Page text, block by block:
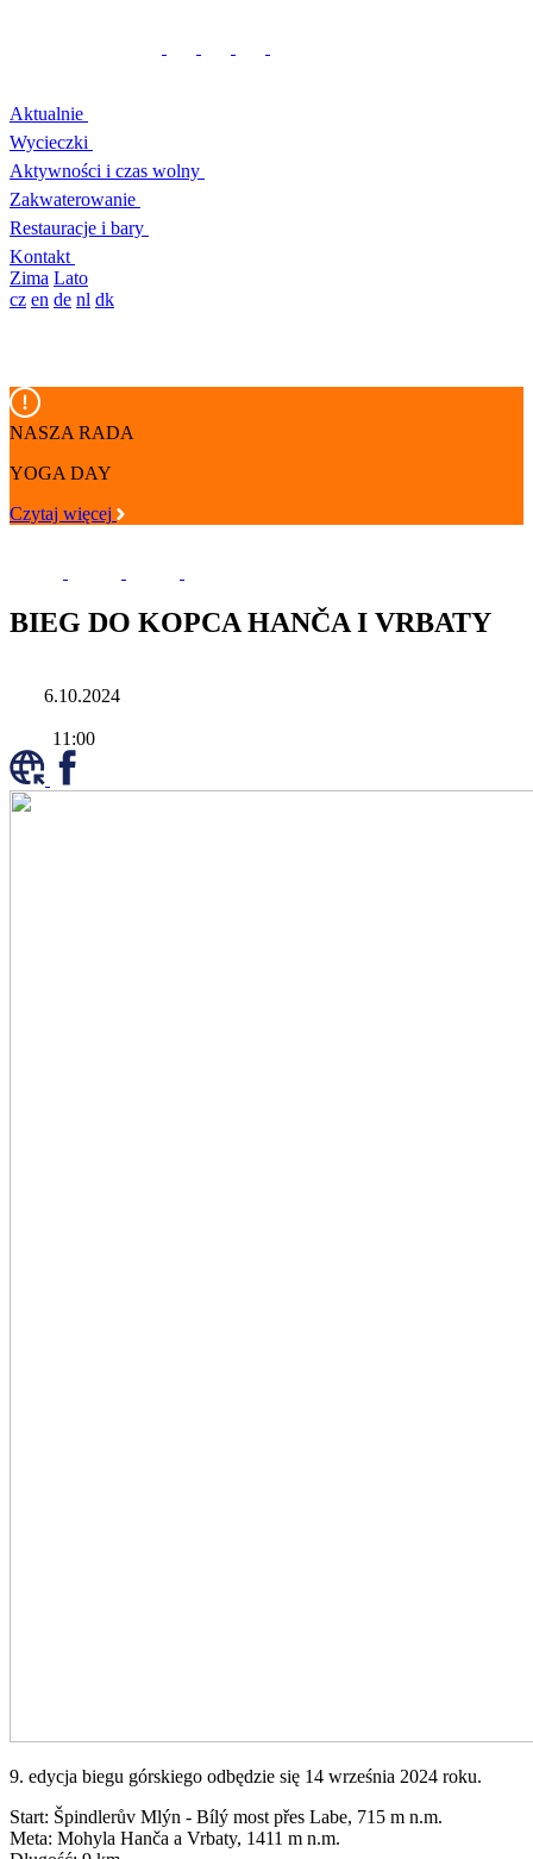
Aktualnie
Wycieczki
Aktywności i czas wolny
Zakwaterowanie
Restauracje i bary
Kontakt
Zima Lato
cz en de nl dk
NASZA RADA
YOGA DAY
Czytaj więcej
BIEG DO KOPCA HANČA I VRBATY
6.10.2024
11:00
9. edycja biegu górskiego odbędzie się 14 września 2024 roku.
Start: Špindlerův Mlýn - Bílý most přes Labe, 715 m n.m.
Meta: Mohyla Hanča a Vrbaty, 1411 m n.m.